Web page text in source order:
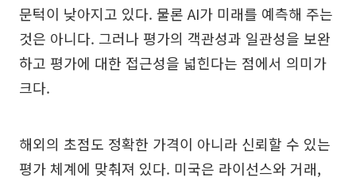
문턱이 낮아지고 있다. 물론 AI가 미래를 예측해 주는
것은 아니다. 그러나 평가의 객관성과 일관성을 보완
하고 평가에 대한 접근성을 넓힌다는 점에서 의미가
크다.
해외의 초점도 정확한 가격이 아니라 신뢰할 수 있는
평가 체계에 맞춰져 있다. 미국은 라이선스와 거래,